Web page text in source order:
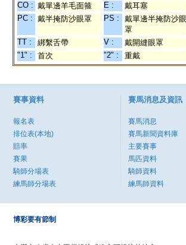
CO : 戴單邊羊毛面箍 E : 戴耳塞
PC : 戴半掩防沙眼罩 PS :
戴單邊半掩防沙眼
罩
TT : 綁繫舌帶 V : 戴開縫眼罩
"1" :
首次 "2" : 重戴
賽事資料
報名表
排位表(本地)
賠率
賽果
騎師分場表
練馬師分場表
賽馬消息及資訊
賽馬消息
賽馬新聞資料庫
主要賽事
馬匹資料
騎師資料
練馬師資料
博彩要有節制